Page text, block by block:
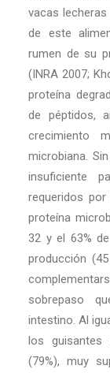
vacas
de este
rumen de su
(INRA 2007;
proteína
de péptidos,
crecimiento
microbiana.
insuficiente
requeridos
proteína
32 y el 63%
producción
sobrepaso
intestino. Al
los guisantes
(79%), muy